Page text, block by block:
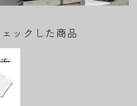
ックした商品